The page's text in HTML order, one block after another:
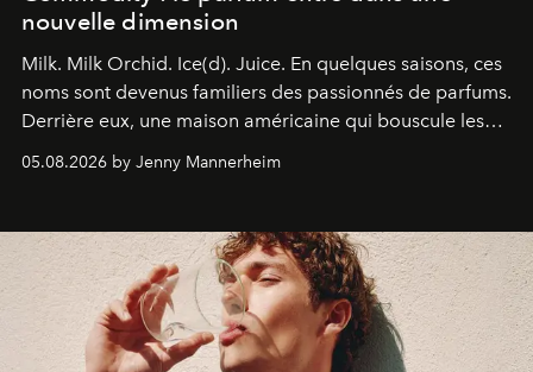
nouvelle dimension
Milk. Milk Orchid. Ice(d). Juice. En quelques saisons, ces
noms sont devenus familiers des passionnés de parfums.
Derrière eux, une maison américaine qui bouscule les
codes de la parfumerie contemporaine en proposant
une approche aussi intuitive que personnelle :
05.08.2026 by Jenny Mannerheim